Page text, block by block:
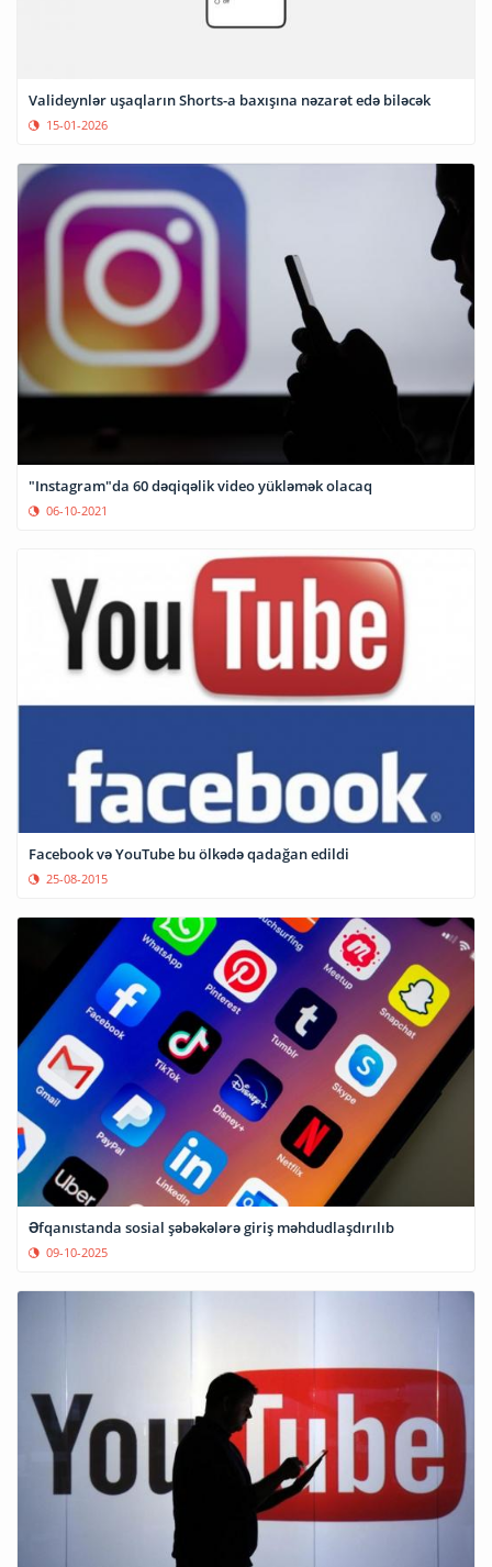
Valideynlər uşaqların Shorts-a baxışına nəzarət edə biləcək
15-01-2026
"Instagram"da 60 dəqiqəlik video yükləmək olacaq
06-10-2021
Facebook və YouTube bu ölkədə qadağan edildi
25-08-2015
Əfqanıstanda sosial şəbəkələrə giriş məhdudlaşdırılıb
09-10-2025